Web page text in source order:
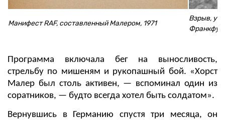
Манифест RAF, составленный Малером, 1971
Взрыв,
Программа включала бег на выносливость,
стрельбу по мишеням и рукопашный бой. «Хорст
Малер был столь активен, — вспоминал один из
соратников, — будто всегда хотел быть солдатом».
Вернувшись в Германию спустя три месяца, он